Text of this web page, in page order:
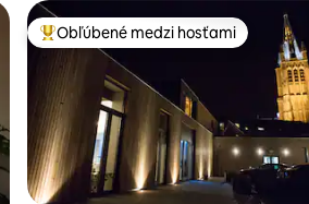
Najobľúbenejšie medzi hosťami
Obľúbené medzi hosťami